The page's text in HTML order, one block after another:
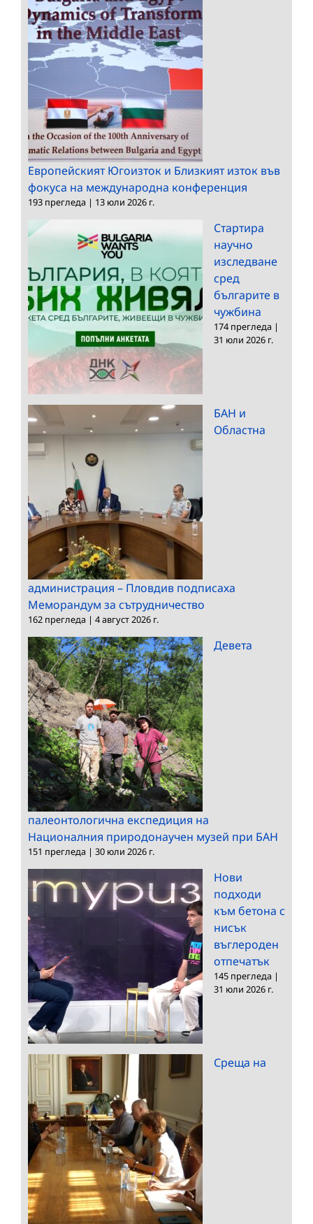
Европейският Югоизток и Близкият изток във
фокуса на международна конференция
193 прегледа | 13 юли 2026 г.
Стартира
научно
изследване
сред
българите в
чужбина
174 прегледа |
31 юли 2026 г.
БАН и
Областна
администрация – Пловдив подписаха
Меморандум за сътрудничество
162 прегледа | 4 август 2026 г.
Девета
палеонтологична експедиция на
Националния природонаучен музей при БАН
151 прегледа | 30 юли 2026 г.
Нови
подходи
към бетона с
нисък
въглероден
отпечатък
145 прегледа |
31 юли 2026 г.
Среща на